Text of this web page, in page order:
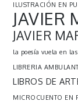
ILUSTRACIÓN EN
JAVIER
JAVIER
la poesía vuela en
LIBRERIA
LIBROS DE
MICROCUENTO EN